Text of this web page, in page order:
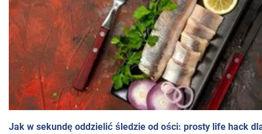
Jak w sekundę oddzielić śledzie od ości: prosty life hack